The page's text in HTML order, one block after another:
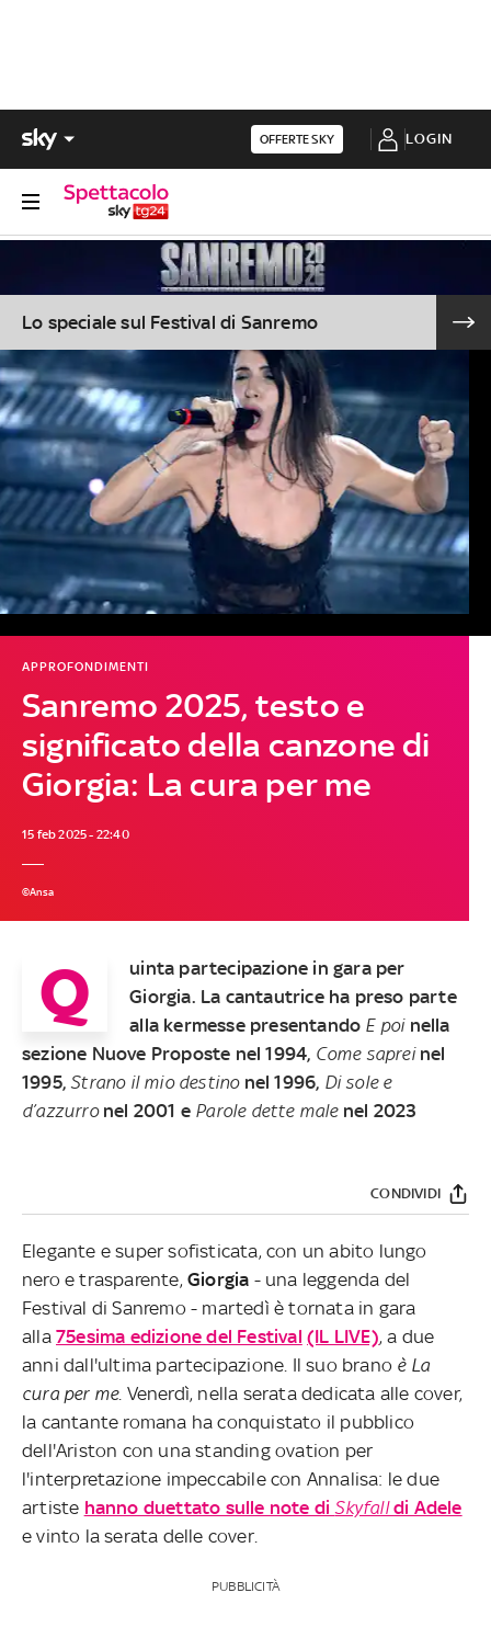
OFFERTE SKY LOGIN
Lo speciale sul Festival di Sanremo
Sanremo 2025, testo e
significato della canzone di
Giorgia: La cura per me
APPROFONDIMENTI
15 feb 2025 - 22:40
©Ansa
Q
uinta partecipazione in gara per
Giorgia. La cantautrice ha preso parte
alla kermesse presentando E poinella
sezione Nuove Proposte nel 1994, Come saprei nel
1995,Strano il mio destinonel 1996, Di sole e
d’azzurro nel 2001 e Parole dette malenel 2023
CONDIVIDI
Elegante e super sofisticata, con un abito lungo
nero e trasparente, Giorgia - una leggenda del
Festival di Sanremo - martedì è tornata in gara
alla 75esima edizione del Festival (IL LIVE), a due
anni dall'ultima partecipazione. Il suo brano è La
cura per me. Venerdì, nella serata dedicata alle cover,
la cantante romana ha conquistato il pubblico
dell'Ariston con una standing ovation per
l'interpretazione impeccabile con Annalisa: le due
artiste hanno duettato sulle note diSkyfalldi Adele
e vinto la serata delle cover.
PUBBLICITÀ